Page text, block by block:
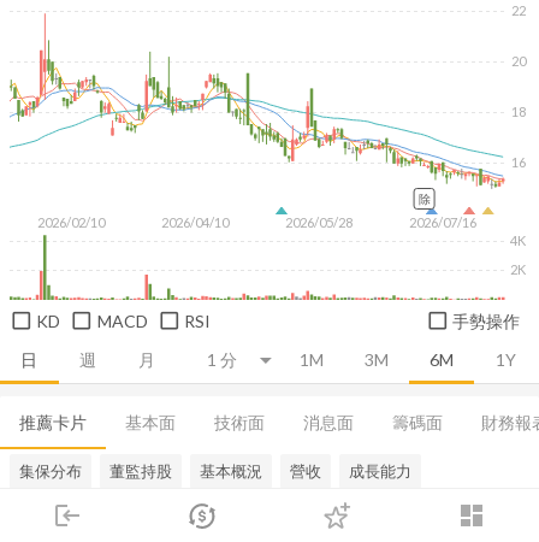
login dashboard
市場 登入
日 週 月 1M 3M 6M 1Y
2026/02/10 2026/04/10 2026/05/28 2026/07/16
16
18
20
22
2K
4K
除
KD MACD RSI 手勢操作
推薦卡片 基本面 技術面 消息面 籌碼面 財務報
集保分布 董監持股 基本概況 營收 成長能力